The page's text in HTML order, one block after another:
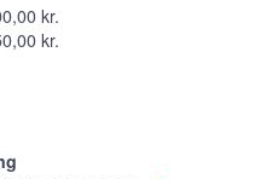
kr.
kr.